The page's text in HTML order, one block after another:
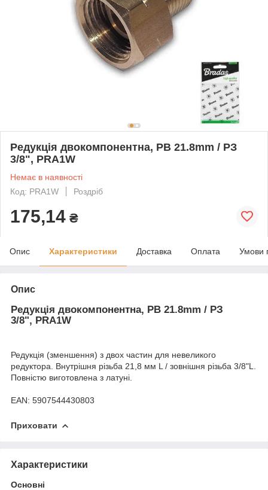
Редукція двокомпонентна, РВ 21.8mm / РЗ
3/8", PRA1W
Немає в наявності
Код: PRA1W
Роздріб
175,14 ₴
Опис Характеристики Доставка Оплата Умови
Опис
Редукція двокомпонентна, РВ 21.8mm / РЗ
3/8", PRA1W
Редукція (зменшення) з двох частин для невеликого
редуктора. Внутрішня різьба 21,8 мм L / зовнішня різьба 3/8"L.
Повністю виготовлена ​​з латуні.
EAN: 5907544430803
Приховати
Характеристики
Основні